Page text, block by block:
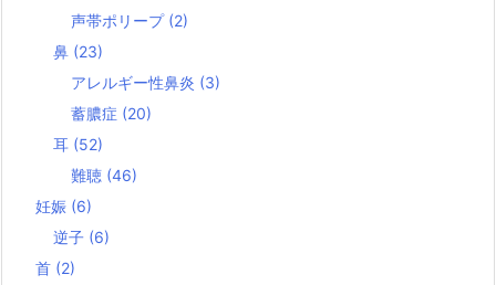
声帯ポリープ (2)
鼻 (23)
アレルギー性鼻炎 (3)
蓄膿症 (20)
耳 (52)
難聴 (46)
妊娠 (6)
逆子 (6)
首 (2)